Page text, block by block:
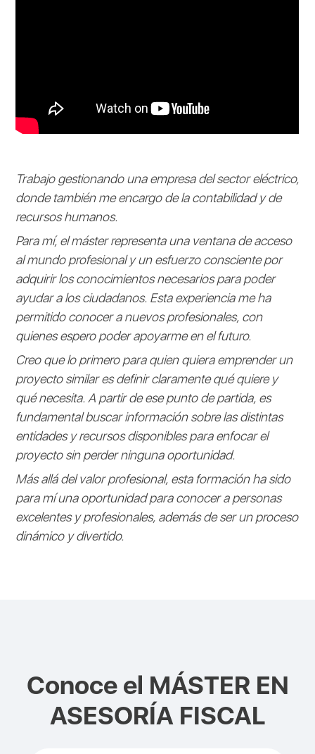
Trabajo gestionando una empresa del sector eléctrico,
donde también me encargo de la contabilidad y de
recursos humanos.
Para mí, el máster representa una ventana de acceso
al mundo profesional y un esfuerzo consciente por
adquirir los conocimientos necesarios para poder
ayudar a los ciudadanos. Esta experiencia me ha
permitido conocer a nuevos profesionales, con
quienes espero poder apoyarme en el futuro.
Creo que lo primero para quien quiera emprender un
proyecto similar es definir claramente qué quiere y
qué necesita. A partir de ese punto de partida, es
fundamental buscar información sobre las distintas
entidades y recursos disponibles para enfocar el
proyecto sin perder ninguna oportunidad.
Más allá del valor profesional, esta formación ha sido
para mí una oportunidad para conocer a personas
excelentes y profesionales, además de ser un proceso
dinámico y divertido.
Conoce el MÁSTER EN
ASESORÍA FISCAL